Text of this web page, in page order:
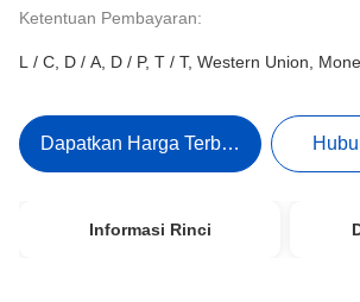
Ketentuan Pembayaran:
L / C, D / A, D / P, T / T, Western Union,
Dapatkan Harga Terbaik
Informasi Rinci